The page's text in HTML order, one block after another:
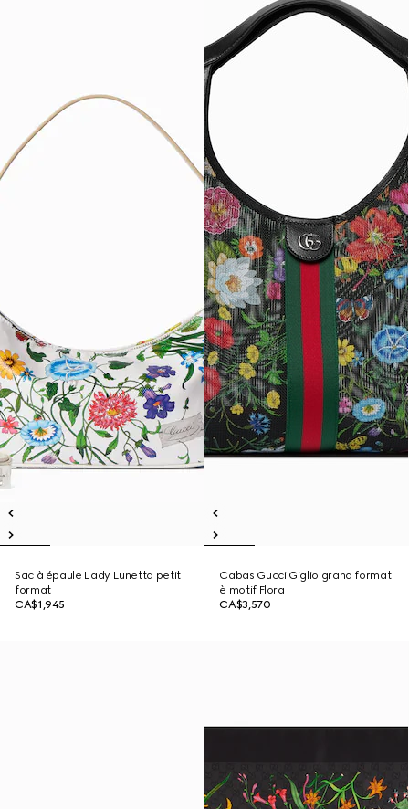
Sac à épaule Lady Lunetta petit
format
CA$1,945
Cabas Gucci Giglio grand format
è motif Flora
CA$3,570